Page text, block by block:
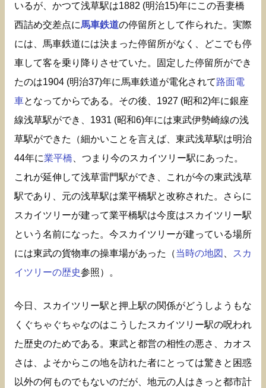
いるが、かつて浅草駅は1882 (明治15)年にこの吾妻橋
西詰め交差点に馬車鉄道の停留所として作られた。実際
には、馬車鉄道には決まった停留所がなく、どこでも停
車して客を乗り降りさせていた。固定した停留所ができ
たのは1904 (明治37)年に馬車鉄道が電化されて路面電
車となってからである。その後、1927 (昭和2)年に銀座
線浅草駅ができ、1931 (昭和6)年には東武伊勢崎線の浅
草駅ができた（細かいことを言えば、東武浅草駅は明治
44年に業平橋 、つまり今のスカイツリー駅にあった。
これが延伸して浅草雷門駅ができ、これが今の東武浅草
駅であり、元の浅草駅は業平橋駅と改称された。さらに
スカイツリーが建って業平橋駅は今度はスカイツリー駅
という名前になった。今スカイツリーが建っている場所
には東武の貨物車の操車場があった（当時の地図
スカ
イツリーの歴史参照）。
今日、スカイツリー駅と押上駅の関係がどうしようもな
くぐちゃぐちゃなのはこうしたスカイツリー駅の呪われ
た歴史のためである。東武と都営の相性の悪さ、カオス
さは、よそからこの地を訪れた者にとっては驚きと困惑
以外の何ものでもないのだが、地元の人はきっと都市計